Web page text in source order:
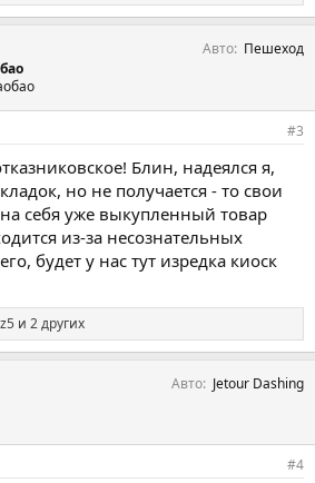
Авто Пешеход
#3
Блин, надеялся я,
но не получается - то свои
себя уже выкупленный товар
из-за несознательных
будет у нас тут изредка киоск
и 2 других
Авто Jetour Dashing
#4